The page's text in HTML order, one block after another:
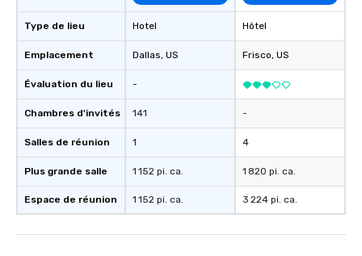
Type de lieu
Emplacement
Évaluation du lieu
Chambres d'invités
Salles de réunion
Plus grande salle
Espace de réunion
Hotel
Dallas, US
-
141
1
1 152 pi. ca.
1 152 pi. ca.
Hôtel
Frisco, US
-
4
1 820 pi. ca.
3 224 pi. ca.